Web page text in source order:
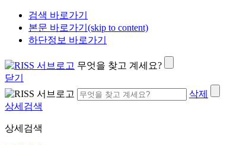
검색 바로가기
본문 바로가기(skip to content)
하단정보 바로가기
무엇을 찾고 계세요?
닫기
삭제
상세검색
상세검색